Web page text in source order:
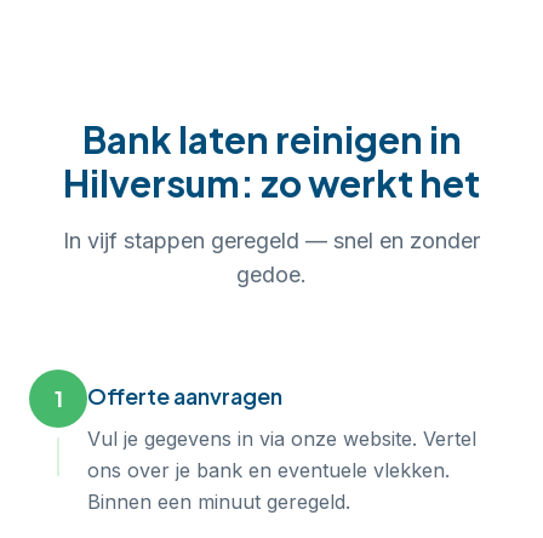
Bank laten reinigen in
Hilversum: zo werkt het
In vijf stappen geregeld — snel en zonder
gedoe.
1 Offerte aanvragen
Vul je gegevens in via onze website. Vertel
ons over je bank en eventuele vlekken.
Binnen een minuut geregeld.